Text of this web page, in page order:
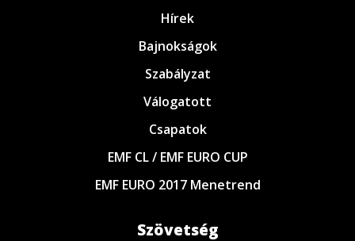
Hírek
Bajnokságok
Szabályzat
Válogatott
Csapatok
EMF CL / EMF EURO CUP
EMF EURO 2017 Menetrend
Szövetség